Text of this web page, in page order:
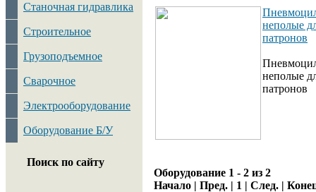
Станочная гидравлика
Строительное
Грузоподъемное
Сварочное
Электрооборудование
Оборудование Б/У
Поиск по сайту
неполые
патронов
неполые
патронов
Оборудование 1 - 2 из 2
Начало | Пред. | 1 | След. |